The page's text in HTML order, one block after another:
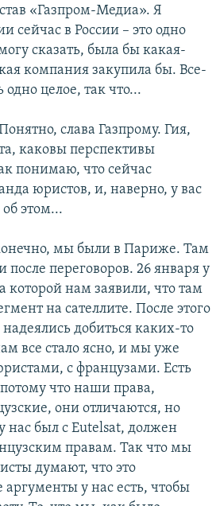
«Газпром-Медиа». Я
сейчас в России – это одно
сказать, была бы какая-
компания закупила бы. Все-
одно целое, так что...
слава Газпрому. Гия,
каковы перспективы
понимаю, что сейчас
юристов, и, наверно, у вас
об этом...
мы были в Париже. Там
после переговоров. 26 января у
которой нам заявили, что там
на сателлите. После этого
добиться каких-то
все стало ясно, и мы уже
с французами. Есть
что наши права,
они отличаются, но
нас был с Eutelsat, должен
правам. Так что мы
думают, что это
аргументы у нас есть, чтобы